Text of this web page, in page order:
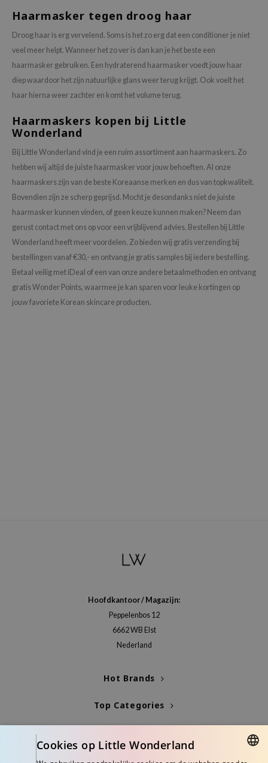
Haarmasker tegen droog haar
Droog haar is erg vervelend. Soms is het zo erg dat een conditioner je niet
veel meer helpt. Wanneer het zo ver is dan kan je het beste een
haarmasker gebruiken. Een hydraterend haarmasker voedt jouw haar
diep waardoor het zijn natuurlijke glans weer terug krijgt. Ook voelt het
haar hierna weer zachter en komt het volume terug.
Haarmaskers kopen bij Little
Wonderland
Bij Little Wonderland vind je een ruim assortiment aan haarmaskers. Zo
hebben wij altijd de juiste haarmasker voor jouw behoeften. Al onze
haarmaskers zijn van de beste Koreaanse merken en dus van topkwaliteit.
Bovendien zijn ze scherp geprijsd. Mocht je desondanks niet de juiste
haarmasker kunnen vinden, of geen keuze kunnen maken? Neem dan
gerust contact met ons op voor een vrijblijvend advies. Bestellen bij Little
Wonderland heeft meer voordelen. Zo bieden wij gratis verzending bij
bestellingen vanaf €30,- en ontvang je gratis samples bij iedere bestelling.
Betaal veilig met iDeal of een van onze andere betaalmethoden en ontvang
gratis Wonder Points, waarmee je kan sparen voor leuke kortingen op
jouw favoriete Korean skincare producten.
Hoofdkantoor / Magazijn:
Peppelenbos 12
6662 WB Elst
Nederland
Hot Brands
Top Categories
Info
Cookies op Little Wonderland